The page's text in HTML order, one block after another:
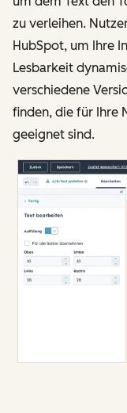
zu verleihen.
HubSpot, um Ihre
Lesbarkeit
verschiedene
finden, die für Ihre
geeignet sind.